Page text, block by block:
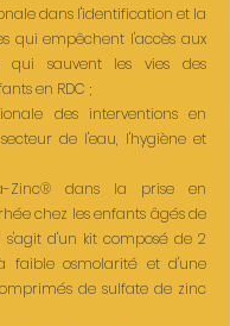
dans l'identification et la
qui empêchent l'accès aux
qui sauvent les vies des
en RDC ;
des interventions en
de l'eau, l'hygiène et
Zinc® dans la prise en
chez les enfants âgés de
s'agit d'un kit composé de 2
faible osmolarité et d'une
de sulfate de zinc